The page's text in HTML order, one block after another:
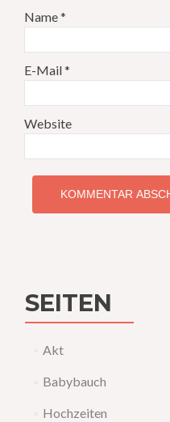
Name*
E-Mail*
Website
SEITEN
Akt
Babybauch
Hochzeiten